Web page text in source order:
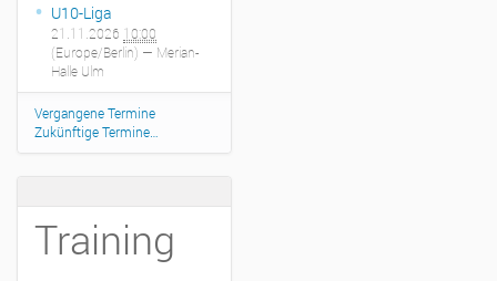
U10-Liga
21.11.2026 10:00
(Europe/Berlin) — Merian-
Halle Ulm
Vergangene Termine
Zukünftige Termine…
Training